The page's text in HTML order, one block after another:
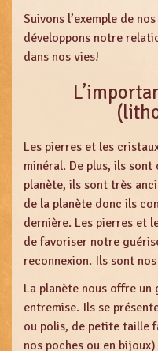
Suivons l’exemple de
développons notre
dans nos vies!
Les pierres et les
minéral. De plus, ils
planète, ils sont très
de la planète donc ils
dernière. Les pierres et
de favoriser notre
reconnexion. Ils sont
La planète nous offre
entremise. Ils se
ou polis, de petite taille
nos poches ou en